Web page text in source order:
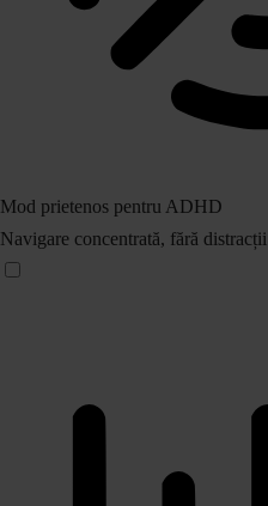
Mod prietenos pentru ADHD
Navigare concentrată, fără distracții